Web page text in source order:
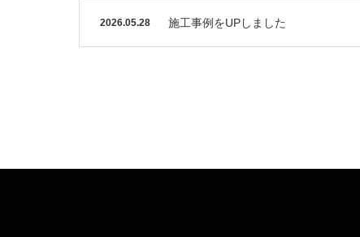
2026.05.28 施工事例をUPしました